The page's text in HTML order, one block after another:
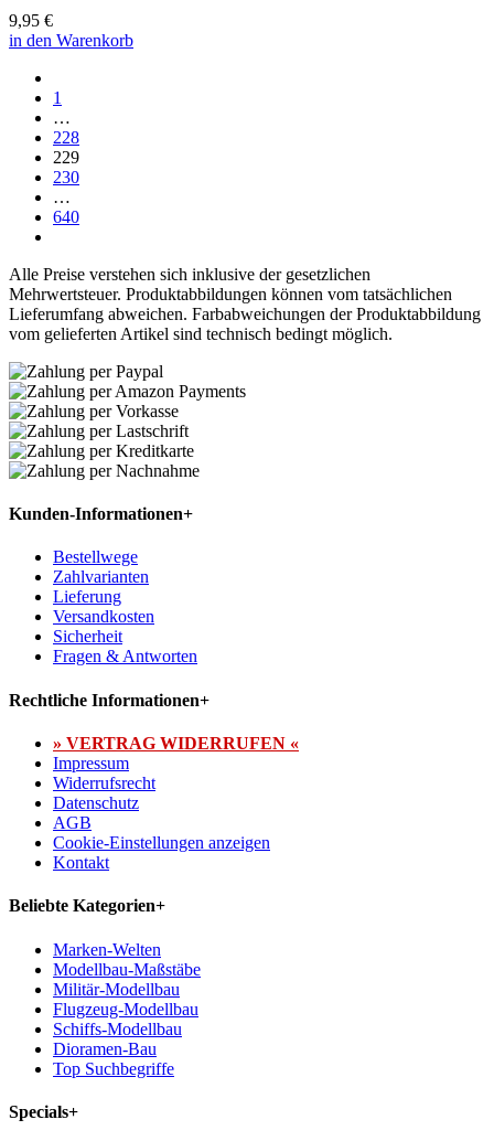
9,95 €
in den Warenkorb
1
…
228
229
230
…
640
Alle Preise verstehen sich inklusive der gesetzlichen
Mehrwertsteuer. Produktabbildungen können vom tatsächlichen
Lieferumfang abweichen. Farbabweichungen der Produktabbildung
vom gelieferten Artikel sind technisch bedingt möglich.
Kunden-Informationen+
Bestellwege
Zahlvarianten
Lieferung
Versandkosten
Sicherheit
Fragen & Antworten
Rechtliche Informationen+
» VERTRAG WIDERRUFEN «
Impressum
Widerrufsrecht
Datenschutz
AGB
Cookie-Einstellungen anzeigen
Kontakt
Beliebte Kategorien+
Marken-Welten
Modellbau-Maßstäbe
Militär-Modellbau
Flugzeug-Modellbau
Schiffs-Modellbau
Dioramen-Bau
Top Suchbegriffe
Specials+